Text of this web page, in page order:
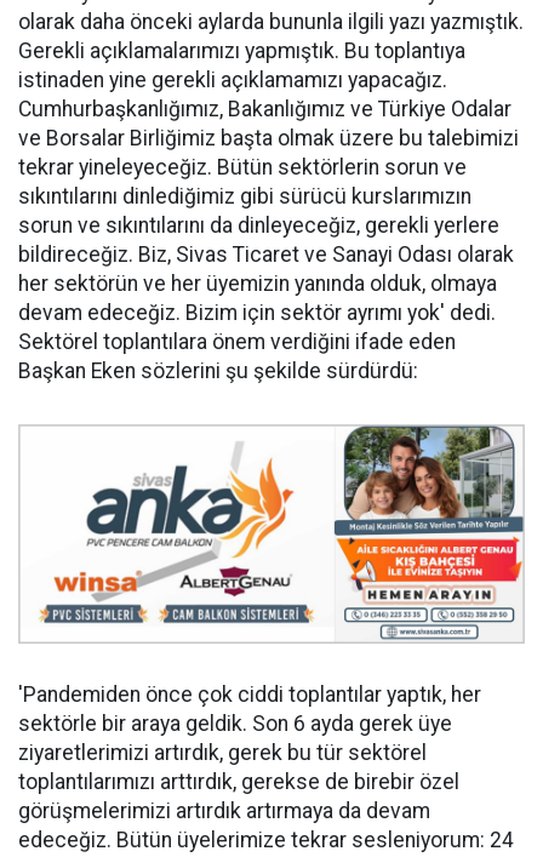
olarak daha önceki aylarda bununla ilgili yazı yazmıştık.
Gerekli açıklamalarımızı yapmıştık. Bu toplantıya
istinaden yine gerekli açıklamamızı yapacağız.
Cumhurbaşkanlığımız, Bakanlığımız ve Türkiye Odalar
ve Borsalar Birliğimiz başta olmak üzere bu talebimizi
tekrar yineleyeceğiz. Bütün sektörlerin sorun ve
sıkıntılarını dinlediğimiz gibi sürücü kurslarımızın
sorun ve sıkıntılarını da dinleyeceğiz, gerekli yerlere
bildireceğiz. Biz, Sivas Ticaret ve Sanayi Odası olarak
her sektörün ve her üyemizin yanında olduk, olmaya
devam edeceğiz. Bizim için sektör ayrımı yok' dedi.
Sektörel toplantılara önem verdiğini ifade eden
Başkan Eken sözlerini şu şekilde sürdürdü:
'Pandemiden önce çok ciddi toplantılar yaptık, her
sektörle bir araya geldik. Son 6 ayda gerek üye
ziyaretlerimizi artırdık, gerek bu tür sektörel
toplantılarımızı arttırdık, gerekse de birebir özel
görüşmelerimizi artırdık artırmaya da devam
edeceğiz. Bütün üyelerimize tekrar sesleniyorum: 24